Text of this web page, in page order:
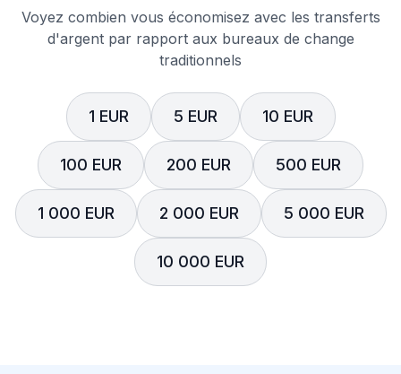
Voyez combien vous économisez avec les transferts
d'argent par rapport aux bureaux de change
traditionnels
1 EUR 5 EUR 10 EUR
100 EUR 200 EUR 500 EUR
1 000 EUR 2 000 EUR 5 000 EUR
10 000 EUR